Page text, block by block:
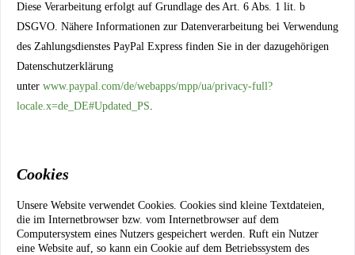
Diese Verarbeitung erfolgt auf Grundlage des Art. 6 Abs. 1 lit. b
DSGVO. Nähere Informationen zur Datenverarbeitung bei Verwendung
des Zahlungsdienstes PayPal Express finden Sie in der dazugehörigen
Datenschutzerklärung
unter www.paypal.com/de/webapps/mpp/ua/privacy-full?
locale.x=de_DE#Updated_PS.
Cookies
Unsere Website verwendet Cookies. Cookies sind kleine Textdateien,
die im Internetbrowser bzw. vom Internetbrowser auf dem
Computersystem eines Nutzers gespeichert werden. Ruft ein Nutzer
eine Website auf, so kann ein Cookie auf dem Betriebssystem des